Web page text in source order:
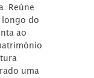
Reúne
longo do
ao
uma